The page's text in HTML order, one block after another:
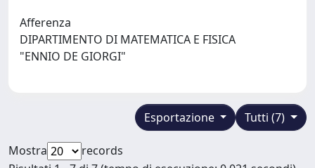
Afferenza
DIPARTIMENTO DI MATEMATICA E FISICA
"ENNIO DE GIORGI"
Tutti (7)
Esportazione
Mostra
records